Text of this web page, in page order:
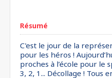
Résumé
C'est le jour de la
pour les héros !
proches à l’école pour le
3, 2, 1... Décollage ! Tous